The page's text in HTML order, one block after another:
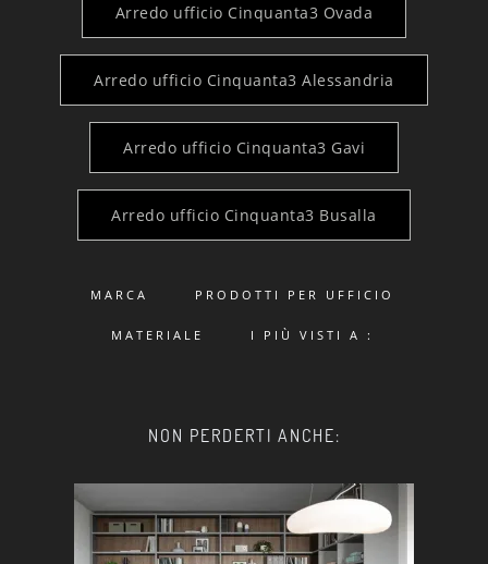
Arredo ufficio Cinquanta3 Ovada
Arredo ufficio Cinquanta3 Alessandria
Arredo ufficio Cinquanta3 Gavi
Arredo ufficio Cinquanta3 Busalla
MARCA PRODOTTI PER UFFICIO
MATERIALE I PIÙ VISTI A :
NON PERDERTI ANCHE: